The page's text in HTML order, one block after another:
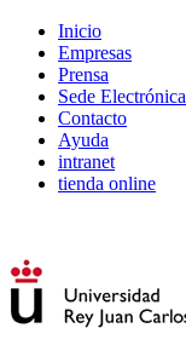
Inicio
Empresas
Prensa
Sede Electrónica
Contacto
Ayuda
intranet
tienda online